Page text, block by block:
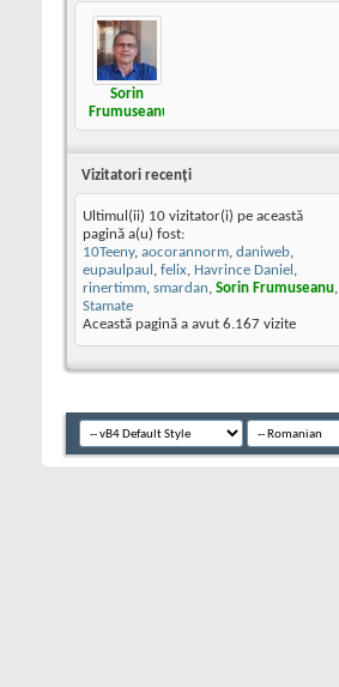
Sorin
Frumuseanu
Vizitatori recenţi
Ultimul(ii) 10 vizitator(i) pe această
pagină a(u) fost:
10Teeny, aocorannorm, daniweb,
eupaulpaul , felix, Havrince Daniel ,
rinertimm, smardan, Sorin Frumuseanu,
Stamate
Această pagină a avut 6.167 vizite